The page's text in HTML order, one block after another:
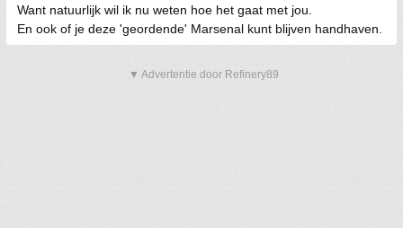
Want natuurlijk wil ik nu weten hoe het gaat met jou.
En ook of je deze 'geordende' Marsenal kunt blijven handhaven.
▼ Advertentie door Refinery89